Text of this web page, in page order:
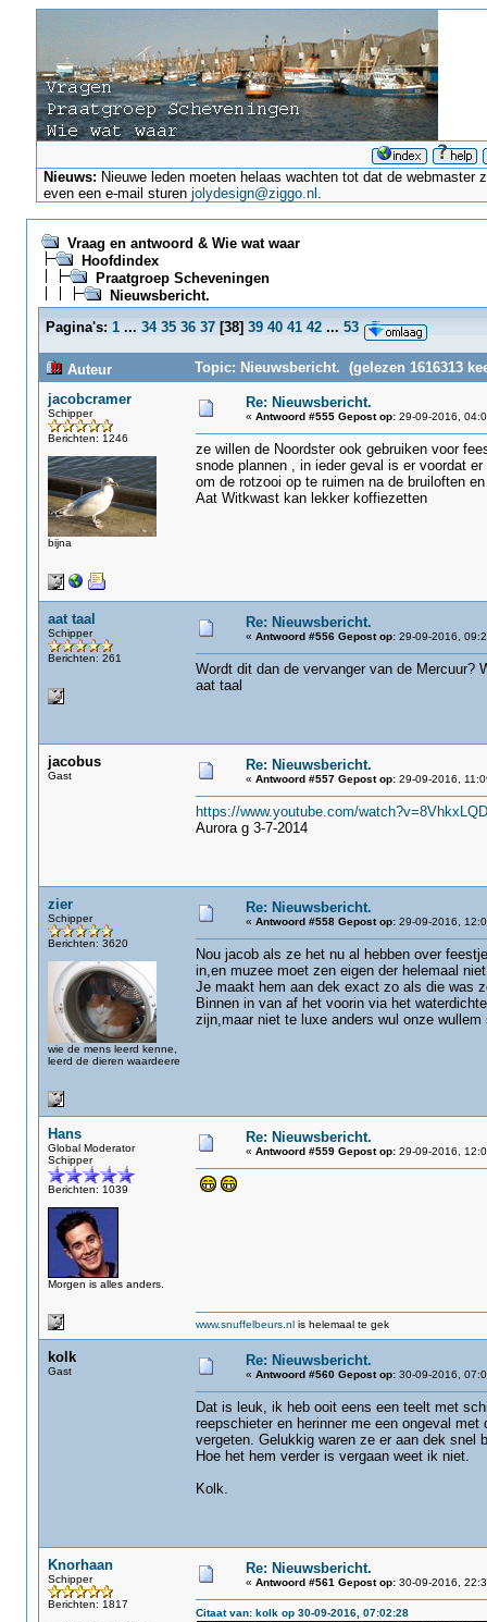
Nieuws: Nieuwe leden moeten helaas wachten tot dat de
even een e-mail sturenjolydesign@ziggo.nl .
Vraag en antwoord & Wie wat waar
Hoofdindex
Praatgroep Scheveningen
Nieuwsbericht.
Pagina's: 1 ... 34 35 36 37[38] 39 40 41 42 ... 53
Auteur
Topic: Nieuwsbericht. (gelezen 1616313
jacobcramer
Schipper
Berichten: 1246
bijna
Re: Nieuwsbericht.
« Antwoord #555 Gepost op:29-09-2016,
ze willen de Noordster ook gebruiken voor
snode plannen , in ieder geval is er voordat
om de rotzooi op te ruimen na de bruiloften
Aat Witkwast kan lekker koffiezetten
aat taal
Schipper
Berichten: 261
Re: Nieuwsbericht.
« Antwoord #556 Gepost op:29-09-2016,
Wordt dit dan de vervanger van de Mercuur?
aat taal
jacobus
Gast
Re: Nieuwsbericht.
« Antwoord #557 Gepost op:29-09-2016,
https://www.youtube.com/
Aurora g 3-7-2014
zier
Schipper
Berichten: 3620
wie de mens leerd kenne,
leerd de dieren waardeere
Re: Nieuwsbericht.
« Antwoord #558 Gepost op:29-09-2016,
Nou jacob als ze het nu al hebben over
in,en muzee moet zen eigen der helemaal
Je maakt hem aan dek exact zo als die was
Binnen in van af het voorin via het
zijn,maar niet te luxe anders wul onze
Hans
Global Moderator
Schipper
Berichten: 1039
Morgen is alles anders.
Re: Nieuwsbericht.
« Antwoord #559 Gepost op:29-09-2016,
www.snuffelbeurs.nlis helemaal te gek
kolk
Gast
Re: Nieuwsbericht.
« Antwoord #560 Gepost op:30-09-2016,
Dat is leuk, ik heb ooit eens een teelt met
reepschieter en herinner me een ongeval
vergeten. Gelukkig waren ze er aan dek snel
Hoe het hem verder is vergaan weet ik niet.
Kolk.
Knorhaan
Schipper
Berichten: 1817
Re: Nieuwsbericht.
« Antwoord #561 Gepost op:30-09-2016,
Citaat van: kolk op 30-09-2016, 07:02:28